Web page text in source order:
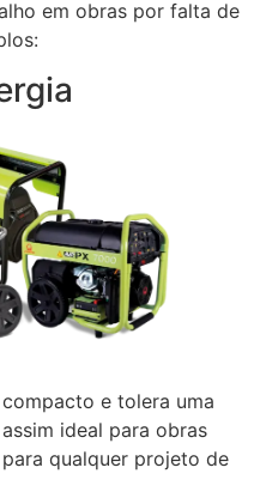
em obras por falta de
e tolera uma
ideal para obras
qualquer projeto de